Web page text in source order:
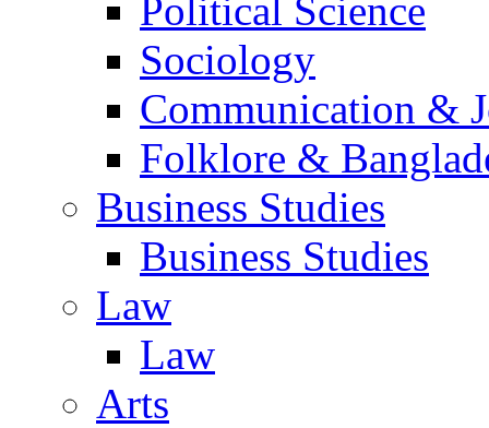
Political Science
Sociology
Communication &
Folklore &
Business Studies
Business Studies
Law
Law
Arts